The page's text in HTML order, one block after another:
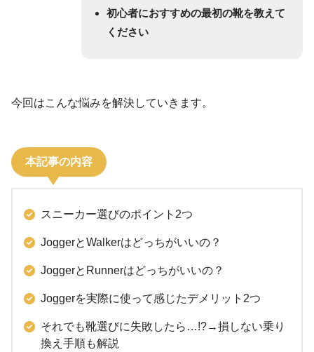
初心者におすすめの最初の靴を教えて
ください
今回はこんな悩みを解決していきます。
本記事の内容
スニーカー選びのポイント2つ
JoggerとWalkerはどっちがいいの？
JoggerとRunnerはどっちがいいの？
Joggerを実際に使って感じたデメリット2つ
それでも靴選びに失敗したら…!?→損しない乗り
換え手順も解説